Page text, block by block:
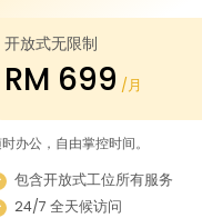
开放式无限制
RM 699 /月
办公，自由掌控时间。
包含开放式工位所有服务
24/7 全天候访问